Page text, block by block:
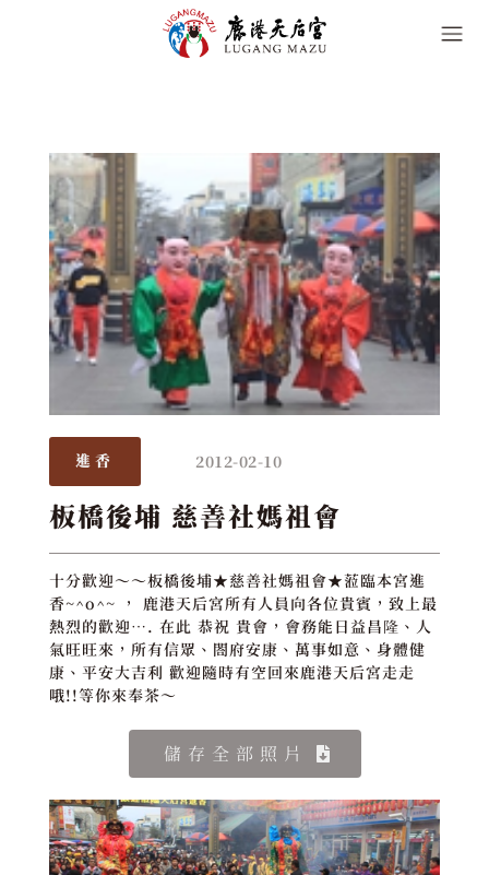
進香 2012-02-10
板橋後埔 慈善社媽祖會
十分歡迎～～板橋後埔★慈善社媽祖會★蒞臨本宮進
香~^o^~ ， 鹿港天后宮所有人員向各位貴賓，致上最
熱烈的歡迎…. 在此 恭祝 貴會，會務能日益昌隆、人
氣旺旺來，所有信眾、閤府安康、萬事如意、身體健
康、平安大吉利 歡迎隨時有空回來鹿港天后宮走走
哦!!等你來奉茶～
儲存全部照片